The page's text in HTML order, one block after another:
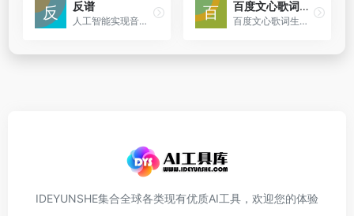
反谱
人工智能实现音乐转乐谱和人声伴奏分离
百度文心歌词生成器
百度文心歌词生成器是百度公司开发的一款基于人工智能技术的创新工具，它利用百度的文心大模型为用户提供快速生成歌词的服务。
IDEYUNSHE集合全球各类现有优质AI工具，欢迎您的体验